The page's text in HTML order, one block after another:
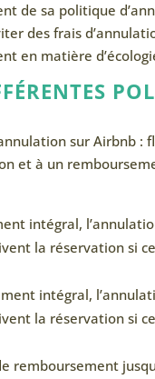
de sa politique
des frais
en matière
sur Airbnb :
et à un
intégral,
la réservation si
intégral,
la réservation si
remboursement